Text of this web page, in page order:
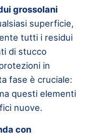
grossolani
superficie,
tutti i residui
di stucco
in
fase è cruciale:
questi elementi
nuove.
con